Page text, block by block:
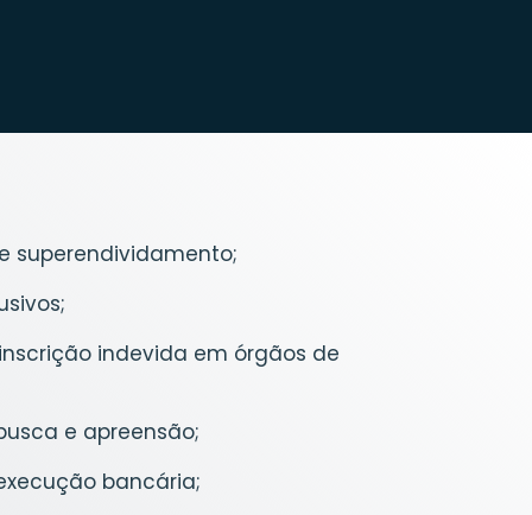
superendividamento;
indevida em órgãos de
e apreensão;
bancária;